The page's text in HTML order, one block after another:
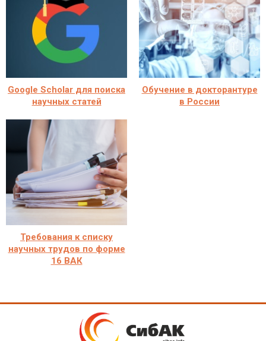
Google Scholar для поиска
научных статей
Обучение в докторантуре
в России
Требования к списку
научных трудов по форме
16 ВАК